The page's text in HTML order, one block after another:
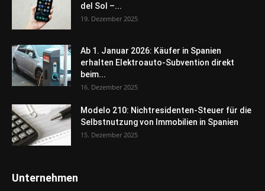
del Sol –...
19. Dezember 2025
Ab 1. Januar 2026: Käufer in Spanien
erhalten Elektroauto-Subvention direkt
beim...
16. Dezember 2025
Modelo 210: Nichtresidenten-Steuer für die
Selbstnutzung von Immobilien in Spanien
15. Dezember 2025
Unternehmen